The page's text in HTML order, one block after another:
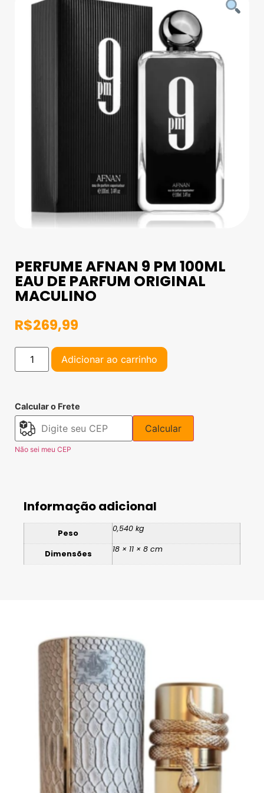
PERFUME AFNAN 9 PM 100ML
EAU DE PARFUM ORIGINAL
MACULINO
R$269,99
Adicionar ao carrinho
Calcular o Frete
Calcular
Não sei meu CEP
Informação adicional
Peso 0,540 kg
Dimensões 18 × 11 × 8 cm